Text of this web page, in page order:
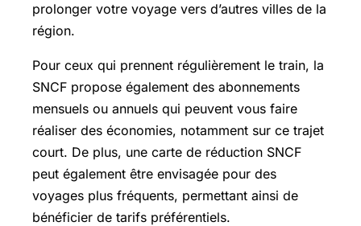
prolonger votre voyage vers d’autres villes de la
région.
Pour ceux qui prennent régulièrement le train, la
SNCF propose également des abonnements
mensuels ou annuels qui peuvent vous faire
réaliser des économies, notamment sur ce trajet
court. De plus, une carte de réduction SNCF
peut également être envisagée pour des
voyages plus fréquents, permettant ainsi de
bénéficier de tarifs préférentiels.